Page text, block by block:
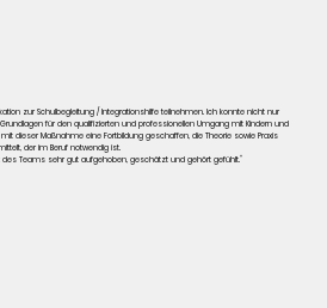
zur Schulbegleitung / Integrationshilfe teilnehmen. Ich konnte nicht nur
für den qualifizierten und professionellen Umgang mit Kindern und
dieser Maßnahme eine Fortbildung geschaffen, die Theorie sowie Praxis
der im Beruf notwendig ist.
Teams sehr gut aufgehoben, geschätzt und gehört gefühlt."